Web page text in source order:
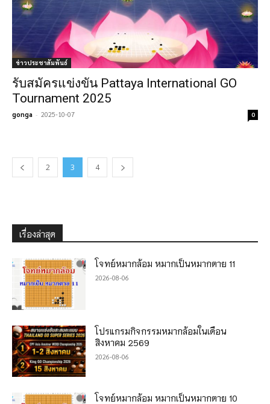
ข่าวประชาสัมพันธ์
รับสมัครแข่งขัน Pattaya International GO
Tournament 2025
gonga - 2025-10-07 0
2 3 4
เรื่องล่าสุด
โจทย์หมากล้อม หมากเป็นหมากตาย 11
2026-08-06
โปรแกรมกิจกรรมหมากล้อมในเดือน
สิงหาคม 2569
2026-08-06
โจทย์หมากล้อม หมากเป็นหมากตาย 10